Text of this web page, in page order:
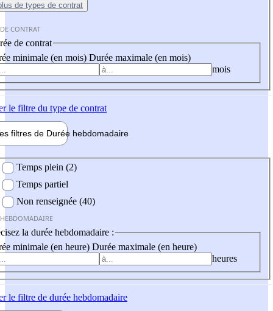
de types de contrat
CONTRAT
de contrat
minimale (en mois) Durée maximale (en mois)
mois
le filtre du type de contrat
filtres de Durée hebdomadaire
Temps plein (2)
Temps partiel
Non renseignée (40)
la durée hebdomadaire :
minimale (en heure) Durée maximale (en heure)
heures
le filtre de durée hebdomadaire